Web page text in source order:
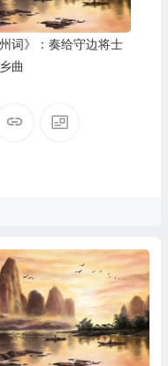
州词》：奏给守边将士
曲